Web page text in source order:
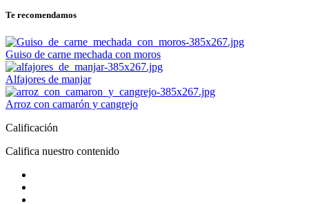
Te recomendamos
Guiso de carne mechada con moros
Alfajores de manjar
Arroz con camarón y cangrejo
Calificación
Califica nuestro contenido